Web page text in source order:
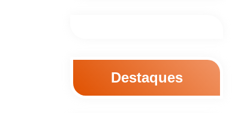
Destaques